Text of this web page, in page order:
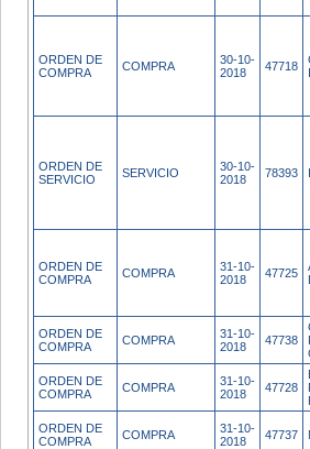
ORDEN DE
COMPRA
COMPRA
30-10-
2018
47718
ORDEN DE
SERVICIO
SERVICIO
30-10-
2018
78393
ORDEN DE
COMPRA
COMPRA
31-10-
2018
47725
ORDEN DE
COMPRA
COMPRA
31-10-
2018
47738
ORDEN DE
COMPRA
COMPRA
31-10-
2018
47728
ORDEN DE
COMPRA
COMPRA
31-10-
2018
47737